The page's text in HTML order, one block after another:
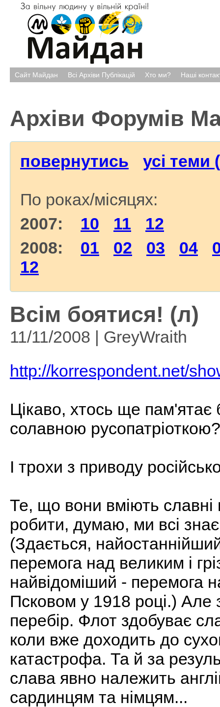
Сайт Майдан Всі Архіви Публікацій Хто ми? Наші
Архіви Форумів
повернутись усі теми
По роках/місяцях:
2007: 10 11
12
2008: 01 02 03 04
12
Всім боятися! (л)
11/11/2008 | GreyWraith
http://korrespondent.net/
Цікаво, хтось ще пам'ятає
солавною русопатріоткою?
І трохи з приводу
Те, що вони вміють славні
робити, думаю, ми всі
(Здається,
перемога над великим і
найвідоміший - перемога
Псковом у 1918 році.) Але
перебір. Флот здобуває
коли вже доходить до
катастрофа. Та й за
слава явно належить
сардинцям та німцям...